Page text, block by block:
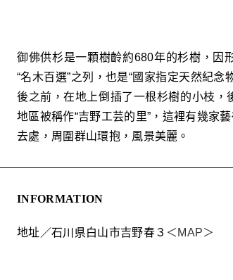
御佛供杉是一顆樹齡約680年的杉樹，因
“名木百選”之列，也是“國家指定天然紀
後之前，在地上倒插了一根杉樹的小枝，
地區被稱作“吉野工芸的里”，這裡有幾家
去處，周圍群山環抱，風景美麗。
INFORMATION
地址／石川県白山市吉野春３ ＜MAP＞